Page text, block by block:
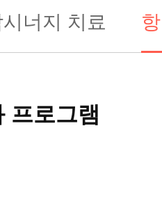
너지 치료
프로그램